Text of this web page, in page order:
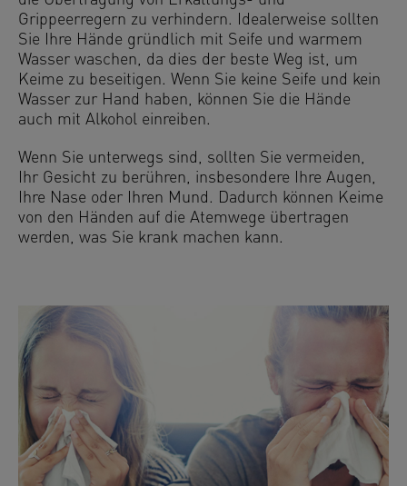
Grippeerregern zu verhindern. Idealerweise sollten
Sie Ihre Hände gründlich mit Seife und warmem
Wasser waschen, da dies der beste Weg ist, um
Keime zu beseitigen. Wenn Sie keine Seife und kein
Wasser zur Hand haben, können Sie die Hände
auch mit Alkohol einreiben.
Wenn Sie unterwegs sind, sollten Sie vermeiden,
Ihr Gesicht zu berühren, insbesondere Ihre Augen,
Ihre Nase oder Ihren Mund. Dadurch können Keime
von den Händen auf die Atemwege übertragen
werden, was Sie krank machen kann.